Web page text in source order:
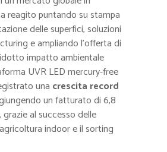
reagito puntando su stampa
delle superfici, soluzioni
e ampliando l’offerta di
impatto ambientale
UVR LED mercury-free
una crescita record
un fatturato di 6,8
al successo delle
indoor e il sorting